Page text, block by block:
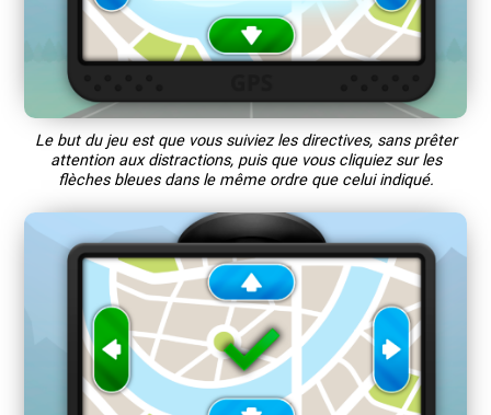
Le but du jeu est que vous suiviez les directives, sans prêter
attention aux distractions, puis que vous cliquiez sur les
flèches bleues dans le même ordre que celui indiqué.